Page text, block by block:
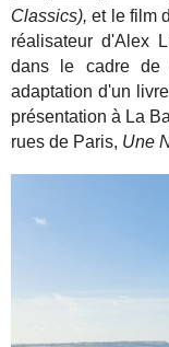
Classics),et le film
réalisateur d'Alex
dans le cadre de
adaptation d'un
présentation à La
rues de Paris, Une